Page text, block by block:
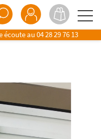
écoute au 04 28 29 76 13